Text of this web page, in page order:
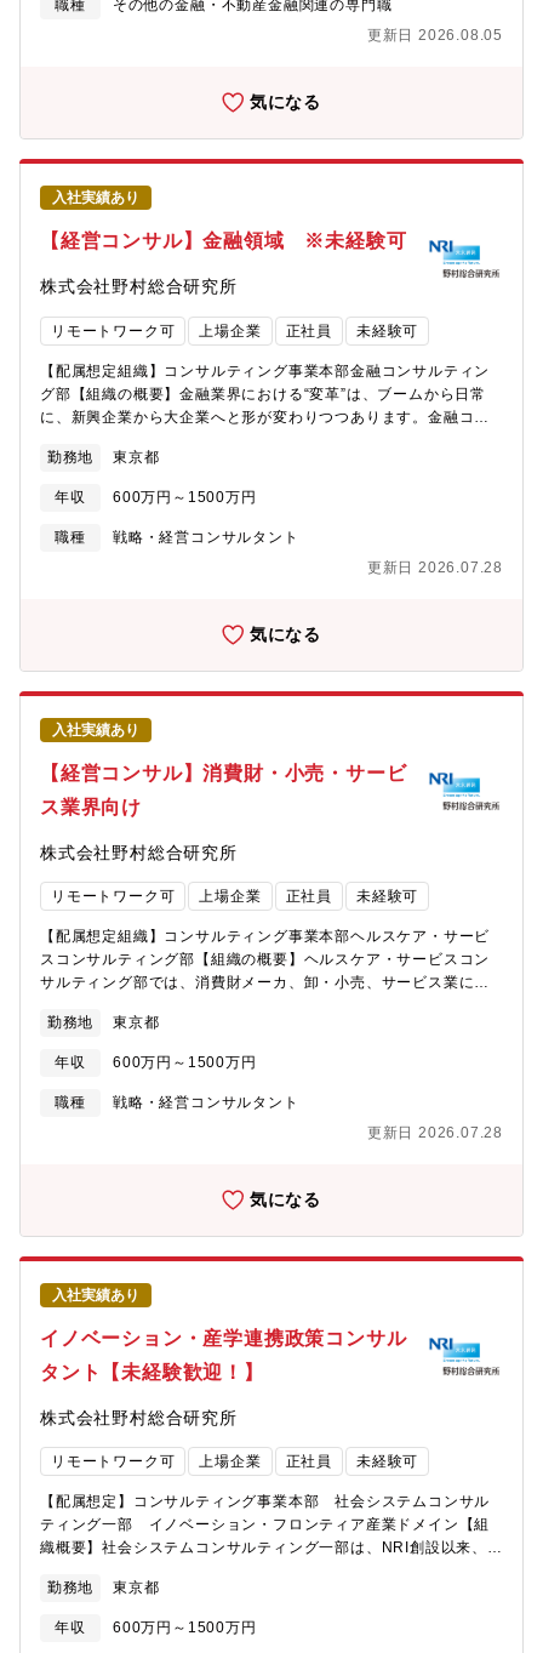
におけるソーシングやオリジネーションの強化に伴い、コーポレ
ートファイナンスやM&Aを担当していた「コーポレート情報営業
た。今期からの中期経営計画の重要戦略の一つであり、会社とし
財務開発室が主にFA業務を執行します。■M&A戦略室のM&Aオリ
件双方の案件獲得を担います。【キャリアパス】ご希望に応じ
て、様々なキャリアパスがございます。M&A領域で専門性を磨き
プロフェッショナルとなることをご希望の場合、三菱UFJ銀行内
のエグゼキューション部隊、カバレッジ部隊等、IBDとしてのキャ
方は営業本部へのキャリアもございます。
とコーポレート情報営業部の子部署として立ち上がった部署で
戦略の実現に向けたオリジネーションを提供しております。・
M&Aオリジネーション専門組織として営業拠点とMUFG各組織の
中核を担い、MUFG内のM&A/セクター知見を活用してお客様のニ
ーズに機動的に対応して対応しております。・圧倒的な実績をほ
こるMUFGのエグゼキューション組織（三菱UFJモルガン・スタ
ンレー証券や財務開発室）と密接に連携し、M&A初期段階から一
気通貫してサポートしております。【魅力ポイント】■MUFGの有
する顧客ネットワークを最大限活用し、経営トップとのダイレク
トなコンタクトが可能です。■業界環境変化の最先端に身を置くこ
とで、業界再編等のダイナミックな動きを肌で感じることができ
ます。■事業会社、コンサルティングファーム、PEファンド、投
資銀行等、各業界のご経験及び知見を活かせる幅広い活躍のフィ
ールドがあります。【配属部門設立の背景・募集背景】M&Aに関
して、MUFGは三菱UFJモルガン・スタンレー証券の案件が多
く、リーグテーブルでは上位にいます。一方で内訳として大型の
んでした。そこで、今後のM&Aにおけるソーシングやオリジネー
ていた「コーポレート情報営業部」と各産業のリサーチやビジネ
ス開発を担当していた「産業リサーチ＆プロデュース部」の2つの
要戦略の一つであり、会社として非常に注力しているポジション
ガン・スタンレー証券が主にFA業務を執行、クロスボーダーを含
む中小型案件は三菱UFJ銀行の財務開発室が主にFA業務を執行し
ます。■M&A戦略室のM&Aオリジネーション担当は、大型案件と
クロスボーダーを含む中小型案件双方の案件獲得を担います。
職種
その他の金融・不動産金融関連の専門職
更新日 2026.08.05
気になる
入社実績あり
【経営コンサル】金融領域 ※未経験可
株式会社野村総合研究所
リモートワーク可 上場企業 正社員 未経験可
【配属想定組織】コンサルティング事業本部金融コンサルティン
グ部【組織の概要】金融業界における“変革”は、ブームから日常
に、新興企業から大企業へと形が変わりつつあります。金融コン
アントとし、AIを活用したDX改革や、新規事業立ち上げ、既存事
業の収益構造改革などの、構造改革を支援しています。また、コ
ーポレートファイナンスのテーマにおいて、ファンドやCFO向け
の財務・非財務のサービスを展開しています。加えてここ数年、
信事業×融資 などの、事業会社の金融参入のテーマなど、業種を
化・変化のダイナミズムが味わえる部署です。案件に応じて、NRI
の2,000人を超すITソリューション部隊と顧客変革の実現を支援す
る共同提案・PJTを行っています。【募集職種の期待役割】・プロ
フェッショナルとして謙虚、勤勉であり、顧客のため、チームの
ためにリーダーシップを発揮できること。・弊社の使命：「新し
い社会のパラダイムを洞察し、その実現を担う。お客様の信頼を
得て、お客様とともに栄える」に共感し、金融分野を中心とした
自己成長・自己実現に信念と情熱を持てること。【具体的な職務
内容】・銀行、証券会社、生損保、カード会社など金融機関及び
援するコンサルティング業務。特に、ＤＸを主とした先端の変革
ツール・理論を元に、顧客企業の戦略、組織、業務等の変革を支
援。・フィンテック、エンベッドファイナンスといった、金融サ
定・実行を支援するコンサルティング業務。・ファンド向けの
BDD及び投資先へのPMI、事業会社向けのM&A・事業再編などの
コンサルティング業務。・上記コンサルティングプロジェクトの
提案営業並びに、プロジェクトデリバリー。【携わるビジネス・
併せてご覧ください。
事の魅力・やりがい・キャリアパス】・金融領域において圧倒的
なプレゼンス・実績を有するNRIのコンサルティング部門だからこ
顧客と直接やりとりをし、信頼・案件を勝ち取ることが出来るポ
や出向といった形態で共同事業開発に取り組むなど、多様な機会
勤務地 東京都
年収 600万円～1500万円
職種
戦略・経営コンサルタント
更新日 2026.07.28
気になる
入社実績あり
【経営コンサル】消費財・小売・サービ
ス業界向け
株式会社野村総合研究所
リモートワーク可 上場企業 正社員 未経験可
【配属想定組織】コンサルティング事業本部ヘルスケア・サービ
スコンサルティング部【組織の概要】ヘルスケア・サービスコン
サルティング部では、消費財メーカ、卸・小売、サービス業に対
幅広い領域のコンサルティングを実施しています。コンサルティ
ングのテーマとしては、・長期ビジョンや中期経営計画の策定支
援・DXの推進（業務効率化から新事業の立ち上げまで）・サイエ
ンス領域進出の支援、・海外への事業展開支援・新規事業の立
化を実現しています。激変に晒されるサービス業や消費財メー
え、ヘルスケア知見に基づく新領域の創出を支援し、一層の社会
貢献を目指しています。【募集職種の期待役割】・顧客、業界へ
の知見を常に高められる知的好奇心が強いこと・顧客に最適な解
を考え抜けること。・プロフェッショナルとして謙虚、勤勉であ
り、チームプレーを大切にできること。上記を通じて専門分野に
おいて国内外で第一人者としてご活躍いただきたいと考えていま
す。【具体的な職務内容】消費財・小売・サービス産業および官
公庁のお客様に対して（１）～（６）が職務内容となります。(1)
戦略コンサルティング： 競争環境の分析、クライアントの事
ランの提案を行います。(2)実行支援コンサルティング 事業パー
トナー探索やM&Aの実行支援、PoCの企画・実行など、戦略の実
行を支援します。(3)DX関連コンサルティング： デジタル技術や
りオペレーションの高度化・効率化を御支援します。(4)対外発
表： 産業のあるべき姿を描出し、論文の執筆や本の出版、NRI保
有メディアを通したオピニオンの発信を行います。(5)顧客との共
同事業の創出： クライアント企業と当社共同で実施する事業の
ンサルティングプロジェクトの提案営業【携わるビジネス・サー
勤務地 東京都
年収 600万円～1500万円
職種
戦略・経営コンサルタント
更新日 2026.07.28
気になる
入社実績あり
イノベーション・産学連携政策コンサル
タント【未経験歓迎！】
株式会社野村総合研究所
リモートワーク可 上場企業 正社員 未経験可
【配属想定】コンサルティング事業本部 社会システムコンサル
ティング一部 イノベーション・フロンティア産業ドメイン【組
織概要】社会システムコンサルティング一部は、NRI創設以来、
を先導し、実現することをミッションとしたプロフェッショナル
集団です。暮らしや働き方の多様化を通じた生活の質向上、日本
の国際競争力向上、持続可能で安全・安心な社会の実現、国内外
勤務地 東京都
年収 600万円～1500万円